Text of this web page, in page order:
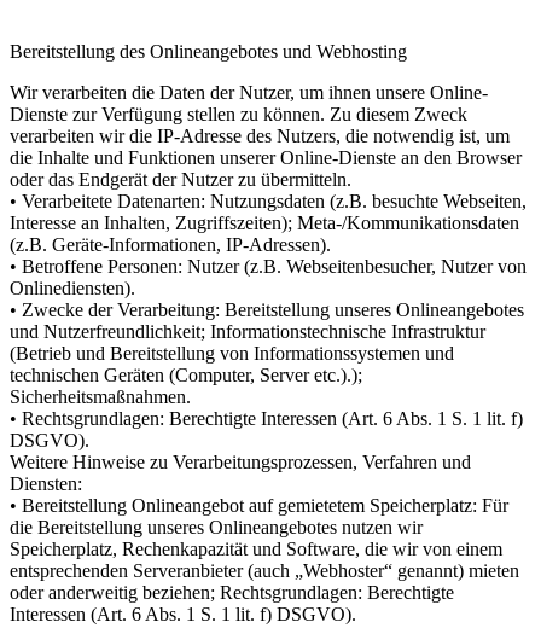
Bereitstellung des Onlineangebotes und Webhosting
Wir verarbeiten die Daten der Nutzer, um ihnen unsere Online-
Dienste zur Verfügung stellen zu können. Zu diesem Zweck
verarbeiten wir die IP-Adresse des Nutzers, die notwendig ist, um
die Inhalte und Funktionen unserer Online-Dienste an den Browser
oder das Endgerät der Nutzer zu übermitteln.
• Verarbeitete Datenarten: Nutzungsdaten (z.B. besuchte Webseiten,
Interesse an Inhalten, Zugriffszeiten); Meta-/Kommunikationsdaten
(z.B. Geräte-Informationen, IP-Adressen).
• Betroffene Personen: Nutzer (z.B. Webseitenbesucher, Nutzer von
Onlinediensten).
• Zwecke der Verarbeitung: Bereitstellung unseres Onlineangebotes
und Nutzerfreundlichkeit; Informationstechnische Infrastruktur
(Betrieb und Bereitstellung von Informationssystemen und
technischen Geräten (Computer, Server etc.).);
Sicherheitsmaßnahmen.
• Rechtsgrundlagen: Berechtigte Interessen (Art. 6 Abs. 1 S. 1 lit. f)
DSGVO).
Weitere Hinweise zu Verarbeitungsprozessen, Verfahren und
Diensten:
• Bereitstellung Onlineangebot auf gemietetem Speicherplatz: Für
die Bereitstellung unseres Onlineangebotes nutzen wir
Speicherplatz, Rechenkapazität und Software, die wir von einem
entsprechenden Serveranbieter (auch „Webhoster“ genannt) mieten
oder anderweitig beziehen; Rechtsgrundlagen: Berechtigte
Interessen (Art. 6 Abs. 1 S. 1 lit. f) DSGVO).